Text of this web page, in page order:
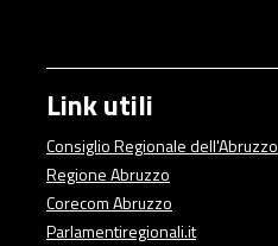
Link utili
Consiglio Regionale dell'Abruzzo
Regione Abruzzo
Corecom Abruzzo
Parlamentiregionali.it